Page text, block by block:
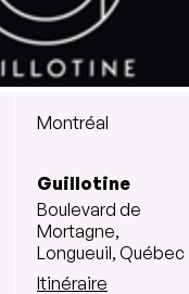
Montréal
Guillotine
Boulevard de
Mortagne,
Longueuil, Québec
Itinéraire